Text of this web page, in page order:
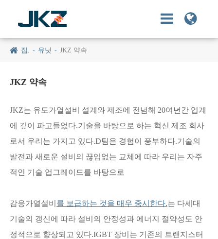
집. 유닛 JKZ 약속
JKZ 약속
JKZ는 유도가열설비 설계와 제조에 전념해 20여년간 업계
에 깊이 파고들었다.기술을 바탕으로 하는 혁신 제조 회사
로서 우리는 가지고 있다.D팀은 경험이 풍부하다.기술의
발전과 새로운 설비의 끊임없는 교체에 따라 우리는 자주
적인 기술 업그레이드를 바탕으로
감응가열설비 를 보급하는 것을 매우 중시한다.는 다세대
기술의 갱신에 따라 설비의 안정성과 에너지 절약성도 안
정적으로 향상되고 있다.IGBT 장비는 기존의 트랜지스터